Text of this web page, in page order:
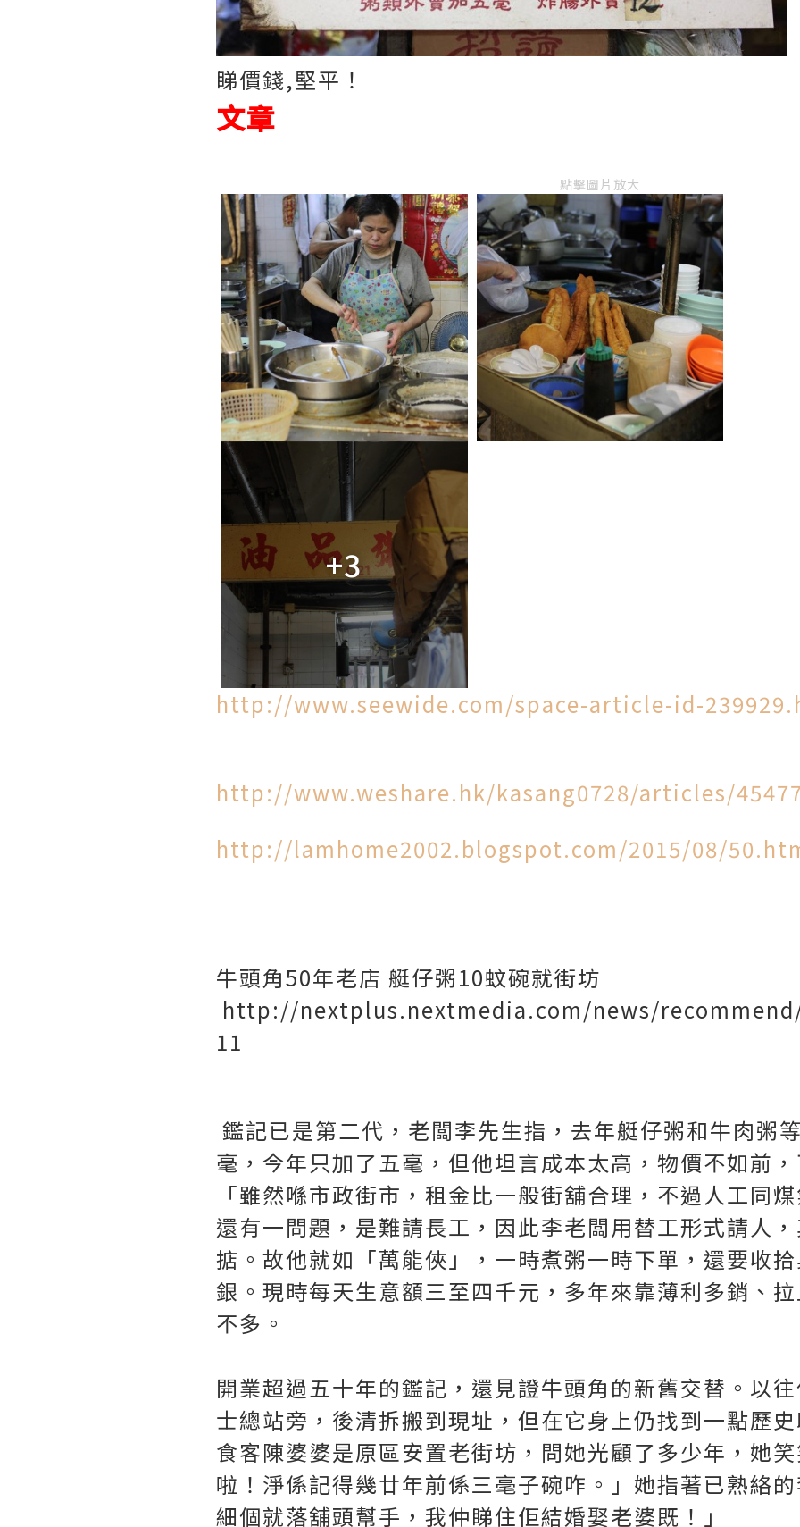
睇價錢,堅平！
文章
點擊圖片放大
+3
http://www.seewide.com/space-article-id-
http://www.weshare.hk/kasang0728/articles/
http://lamhome2002.blogspot.com/2015/08/
牛頭角50年老店 艇仔粥10蚊碗就街坊
http://nextplus.nextmedia.com/news/
11
鑑記已是第二代，老闆李先生指，去年艇仔粥和牛肉粥
毫，今年只加了五毫，但他坦言成本太高，物價不如前
「雖然喺市政街市，租金比一般街舖合理，不過人工同
還有一問題，是難請長工，因此李老闆用替工形式請人
掂。故他就如「萬能俠」，一時煮粥一時下單，還要收
銀。現時每天生意額三至四千元，多年來靠薄利多銷、
不多。
開業超過五十年的鑑記，還見證牛頭角的新舊交替。以
士總站旁，後清拆搬到現址，但在它身上仍找到一點歷
食客陳婆婆是原區安置老街坊，問她光顧了多少年，她
啦！淨係記得幾廿年前係三毫子碗咋。」她指著已熟絡
細個就落舖頭幫手，我仲睇住佢結婚娶老婆既！」